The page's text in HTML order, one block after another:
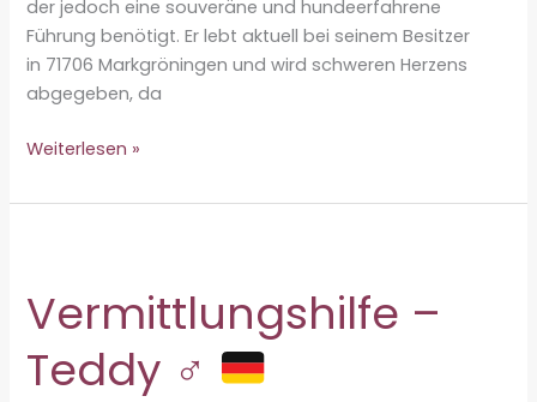
der jedoch eine souveräne und hundeerfahrene
Führung benötigt. Er lebt aktuell bei seinem Besitzer
in 71706 Markgröningen und wird schweren Herzens
abgegeben, da
Vermittlungshilfe
Pablo
Weiterlesen »
Vermittlungshilfe –
Teddy ♂